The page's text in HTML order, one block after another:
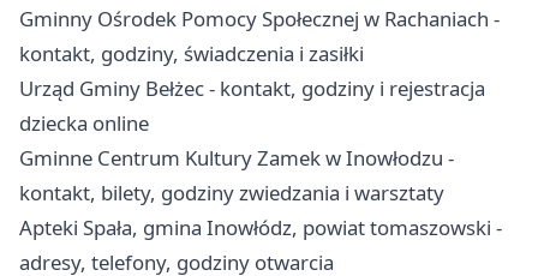
Gminny Ośrodek Pomocy Społecznej w Rachaniach -
kontakt, godziny, świadczenia i zasiłki
Urząd Gminy Bełżec - kontakt, godziny i rejestracja
dziecka online
Gminne Centrum Kultury Zamek w Inowłodzu -
kontakt, bilety, godziny zwiedzania i warsztaty
Apteki Spała, gmina Inowłódz, powiat tomaszowski -
adresy, telefony, godziny otwarcia